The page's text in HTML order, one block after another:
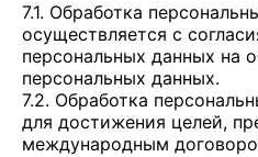
7.1. Обработка
осуществляется с
персональных данных на
персональных данных.
7.2. Обработка
для достижения целей,
международным